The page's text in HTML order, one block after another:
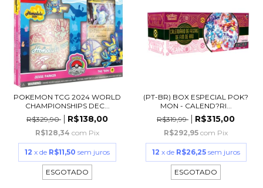
POKEMON TCG 2024 WORLD
CHAMPIONSHIPS DEC...
R$329,90
R$138,00
R$128,34 com Pix
12 x de R$11,50 sem juros
ESGOTADO
(PT-BR) BOX ESPECIAL POK?
MON - CALEND?RI...
R$319,99
R$315,00
R$292,95 com Pix
12 x de R$26,25 sem juros
ESGOTADO